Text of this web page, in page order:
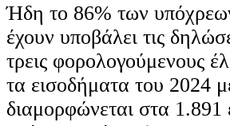
Ήδη το 86% των
έχουν υποβάλει τις
τρεις φορολογούμενους
τα εισοδήματα του 2024
διαμορφώνεται στα